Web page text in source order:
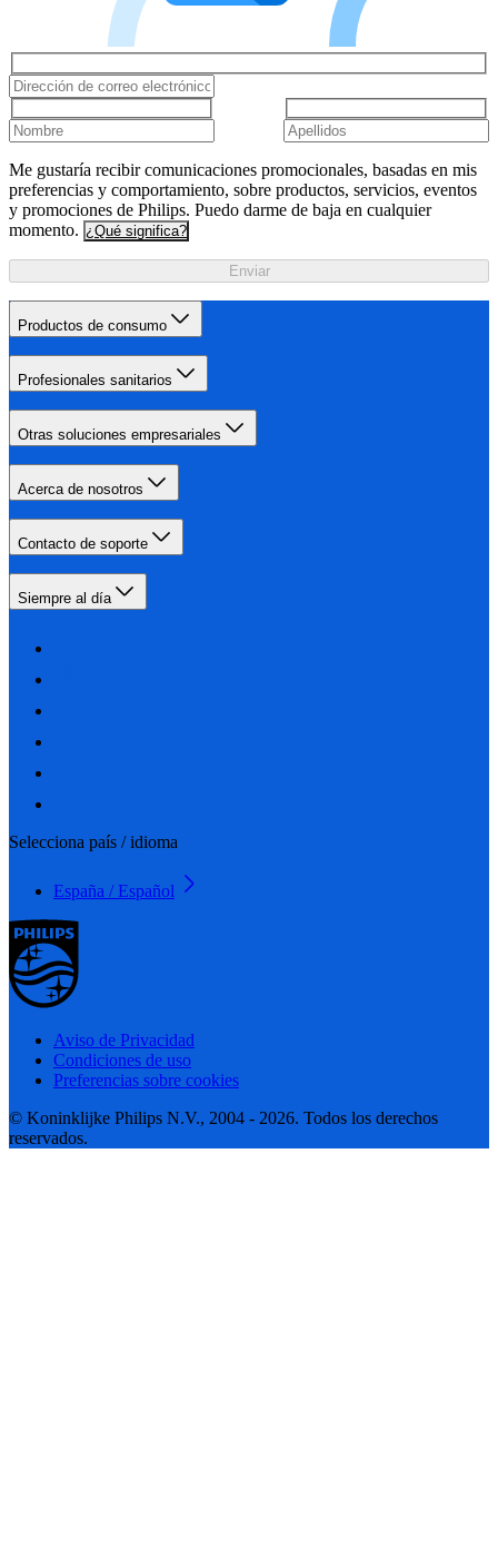
Me gustaría recibir comunicaciones promocionales, basadas en mis
preferencias y comportamiento, sobre productos, servicios, eventos
y promociones de Philips. Puedo darme de baja en cualquier
momento. ¿Qué significa?
Enviar
Productos de consumo
Profesionales sanitarios
Otras soluciones empresariales
Acerca de nosotros
Contacto de soporte
Siempre al día
Selecciona país / idioma
España / Español
Aviso de Privacidad
Condiciones de uso
Preferencias sobre cookies
© Koninklijke Philips N.V., 2004 - 2026. Todos los derechos
reservados.